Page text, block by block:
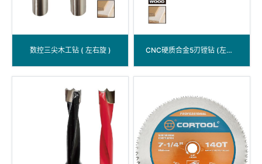
数控三尖木工钻 ( 左右旋 ) CNC硬质合金5刃镗钻 (左右旋)